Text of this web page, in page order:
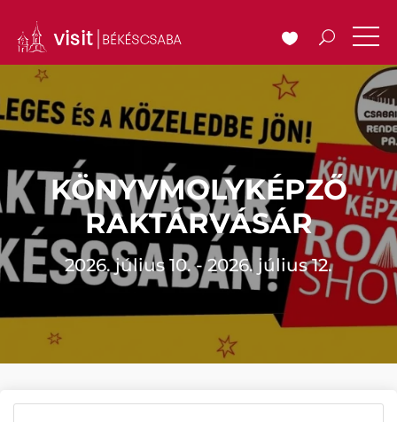
KÖNYVMOLYKÉPZŐ
RAKTÁRVÁSÁR
2026. július 10. - 2026. július 12.